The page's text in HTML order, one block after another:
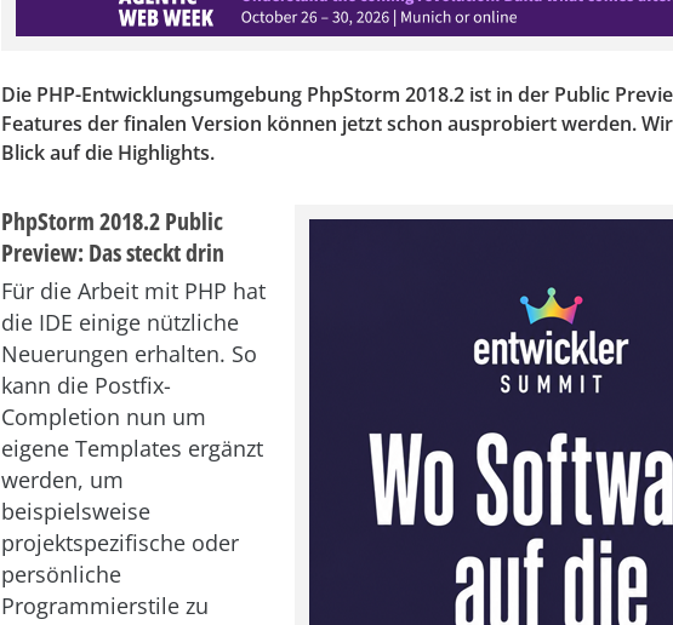
Die PHP-Entwicklungsumgebung PhpStorm 2018.2 ist in der Public
Features der finalen Version können jetzt schon ausprobiert werden.
Blick auf die Highlights.
PhpStorm 2018.2 Public
Preview: Das steckt drin
Für die Arbeit mit PHP hat
die IDE einige nützliche
Neuerungen erhalten. So
kann die Postfix-
Completion nun um
eigene Templates ergänzt
werden, um
beispielsweise
projektspezifische oder
persönliche
Programmierstile zu